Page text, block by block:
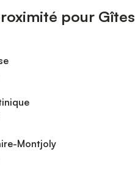
pour Gîtes
Montjoly